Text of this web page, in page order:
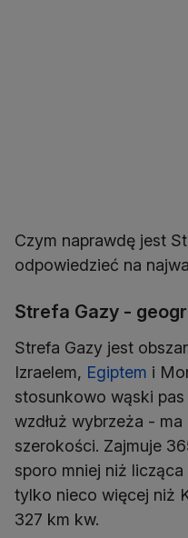
Czym naprawdę jest
odpowiedzieć na
Strefa Gazy -
Strefa Gazy jest
Izraelem, Egiptem i
stosunkowo wąski
wzdłuż wybrzeża - ma
szerokości. Zajmuje
sporo mniej niż
tylko nieco więcej niż
327 km kw.